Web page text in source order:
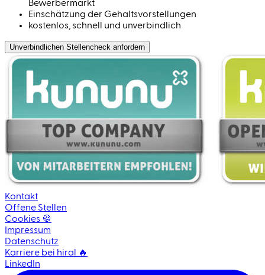
Bewerbermarkt
Einschätzung der Gehaltsvorstellungen
kostenlos, schnell und unverbindlich
Unverbindlichen Stellen­check anfordern
Kontakt
Offene Stellen
Cookies 🍪
Impressum
Datenschutz
Karriere bei hiral 🔥
LinkedIn